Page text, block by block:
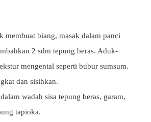
membuat biang, masak dalam panci
2 sdm tepung beras. Aduk-
mengental seperti bubur sumsum.
dan sisihkan.
wadah sisa tepung beras, garam,
tapioka.